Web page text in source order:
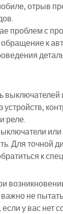
отрыв
проблем с
к
выключателей
реле.
Для точной
к
не
у вас нет